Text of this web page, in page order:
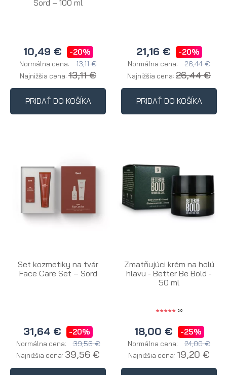
Sord – 100 ml
10,49 € -20%
Normálna cena: 13,11 €
Najnižšia cena: 13,11 €
PRIDAŤ DO KOŠÍKA
21,16 € -20%
Normálna cena: 26,44 €
Najnižšia cena: 26,44 €
PRIDAŤ DO KOŠÍKA
Set kozmetiky na tvár
Face Care Set – Sord
31,64 € -20%
Normálna cena: 39,56 €
Najnižšia cena: 39,56 €
Zmatňujúci krém na holú
hlavu - Better Be Bold -
50 ml
5.0
18,00 € -25%
Normálna cena: 24,00 €
Najnižšia cena: 19,20 €